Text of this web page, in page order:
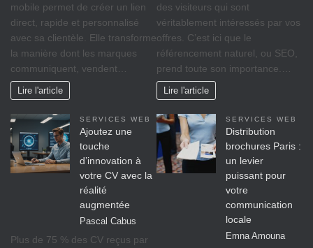
mobile permet de créer un lien
direct, rapide et personnalisé
avec sa clientèle. Elle transforme
la manière dont les marques
communiquent, vendent…
Lire l'article
des visiteurs qui sont
véritablement intéressés par vos
offres. C’est ici que le
référencement naturel, ou SEO,
prend toute son importance.…
Lire l'article
SERVICES WEB
Ajoutez une
touche
d’innovation à
votre CV avec la
réalité
augmentée
Pascal Cabus
Plus de 75 % des CV reçus par
SERVICES WEB
Distribution
brochures Paris :
un levier
puissant pour
votre
communication
locale
Emna Amouna